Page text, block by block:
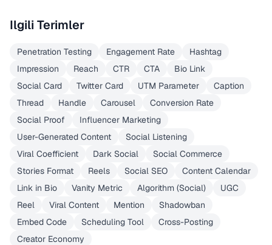
Ilgili Terimler
Penetration Testing Engagement Rate
Hashtag
Impression
Reach CTR CTA
Bio Link
Social Card
Twitter Card UTM Parameter
Caption
Thread
Handle Carousel
Conversion Rate
Social Proof
Influencer Marketing
User-Generated Content
Social Listening
Viral Coefficient
Dark Social
Social Commerce
Stories Format
Reels Social SEO
Content Calendar
Link in Bio
Vanity Metric Algorithm (Social)
UGC
Reel
Viral Content Mention
Shadowban
Embed Code
Scheduling Tool
Cross-Posting
Creator Economy